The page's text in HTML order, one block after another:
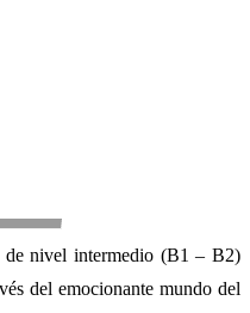
de nivel intermedio (B1 – B2)
del emocionante mundo del